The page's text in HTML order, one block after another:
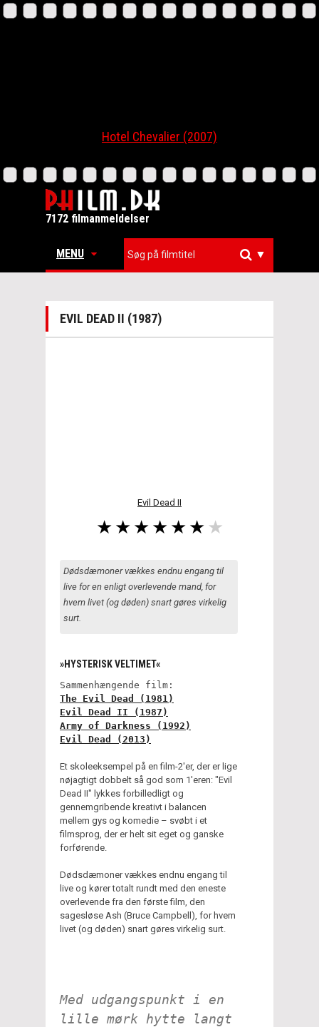
Hotel Chevalier (2007)
7172 filmanmeldelser
MENU ▼
EVIL DEAD II (1987)
Evil Dead II
Dødsdæmoner vækkes endnu engang til
live for en enligt overlevende mand, for
hvem livet (og døden) snart gøres virkelig
surt.
»HYSTERISK VELTIMET«
Sammenhængende film:
The Evil Dead (1981)
Evil Dead II (1987)
Army of Darkness (1992)
Evil Dead (2013)
Et skoleeksempel på en film-2'er, der er lige
nøjagtigt dobbelt så god som 1'eren: "Evil
Dead II" lykkes forbilledligt og
gennemgribende kreativt i balancen
mellem gys og komedie – svøbt i et
filmsprog, der er helt sit eget og ganske
forførende.
Dødsdæmoner vækkes endnu engang til
live og kører totalt rundt med den eneste
overlevende fra den første film, den
sagesløse Ash (Bruce Campbell), for hvem
livet (og døden) snart gøres virkelig surt.
Med udgangspunkt i en
lille mørk hytte langt